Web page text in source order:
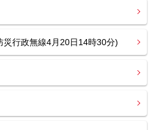
災行政無線4月20日14時30分)